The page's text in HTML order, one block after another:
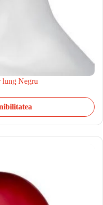
lung Negru